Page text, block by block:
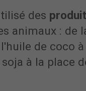
des
animaux : de
de coco
à la place